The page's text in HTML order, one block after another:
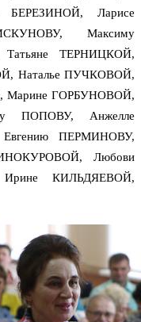
Ларисе
Максиму
ТЕРНИЦКОЙ,
Наталье ПУЧКОВОЙ,
Марине ГОРБУНОВОЙ,
ПОПОВУ, Анжелле
ПЕРМИНОВУ,
Любови
КИЛЬДЯЕВОЙ,